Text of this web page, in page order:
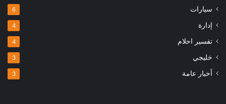
سيارات 6
إدارة 4
تفسير احلام 4
خليجي 3
أخبار عامة 3